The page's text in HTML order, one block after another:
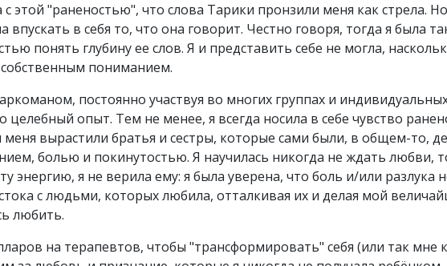
с этой "раненостью", что слова Тарики пронзили меня как стрела.
впускать в себя то, что она говорит. Честно говоря, тогда я была
понять глубину ее слов. Я и представить себе не могла,
пониманием.
постоянно участвуя во многих группах и
целебный опыт. Тем не менее, я всегда носила в себе чувство
вырастили братья и сестры, которые сами были, в общем-то,
болью и покинутостью. Я научилась никогда не ждать любви,
энергию, я не верила ему: я была уверена, что боль и/или разлука
с людьми, которых любила, отталкивая их и делая мой
любить.
на терапевтов, чтобы "трансформировать" себя (или так мне